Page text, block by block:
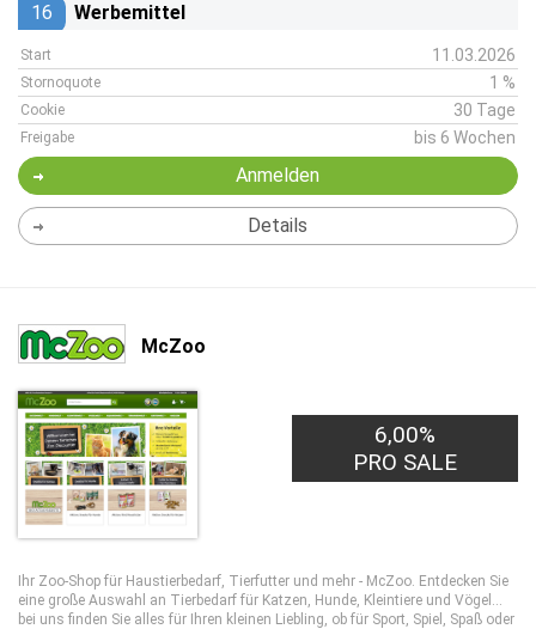
16 Werbemittel
Start 11.03.2026
Stornoquote 1 %
Cookie 30 Tage
Freigabe bis 6 Wochen
Anmelden
Details
McZoo
6,00%
PRO SALE
Ihr Zoo-Shop für Haustierbedarf, Tierfutter und mehr - McZoo. Entdecken Sie
eine große Auswahl an Tierbedarf für Katzen, Hunde, Kleintiere und Vögel...
bei uns finden Sie alles für Ihren kleinen Liebling, ob für Sport, Spiel, Spaß oder